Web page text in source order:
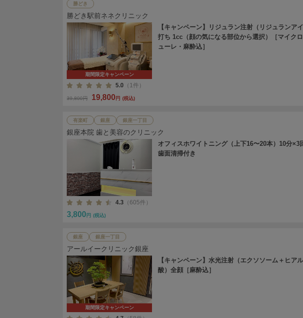
勝どき
勝どき駅前ネネクリニック
期間限定キャンペーン
【キャンペーン】リジュラン注射（リジュランア
打ち 1cc（顔の気になる部位から選択）［マイク
ューレ・麻酔込］
5.0 （1件）
39,800円 19,800円 (税込)
有楽町 銀座 銀座一丁目
銀座本院 歯と美容のクリニック
オフィスホワイトニング（上下16〜20本）10分×3
歯面清掃付き
4.3 （605件）
3,800 円 (税込)
銀座 銀座一丁目
アールイークリニック銀座
期間限定キャンペーン
【キャンペーン】水光注射（エクソソーム＋ヒア
酸）全顔［麻酔込］